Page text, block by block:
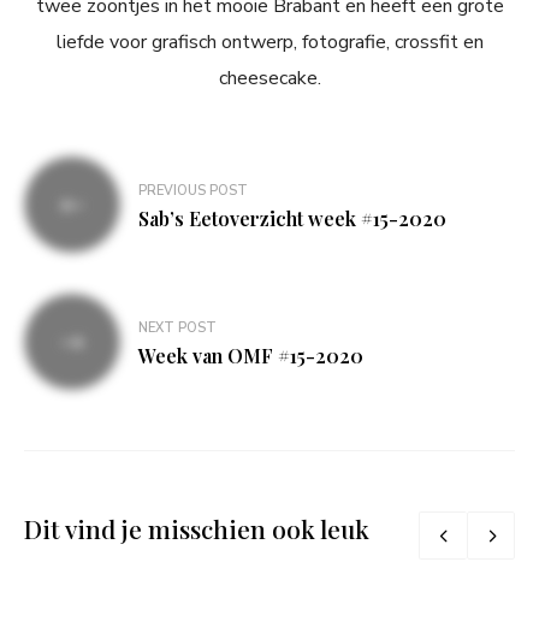
twee zoontjes in het mooie Brabant en heeft een grote
liefde voor grafisch ontwerp, fotografie, crossfit en
cheesecake.
Bericht
navigatie
PREVIOUS POST
Sab’s Eetoverzicht week #15-2020
NEXT POST
Week van OMF #15-2020
Dit vind je misschien ook leuk